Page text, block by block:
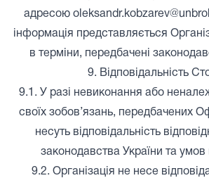
адресою
інформація представляється
в терміни, передбачені
9. Відповідальність
9.1. У разі невиконання або
своїх зобов’язань, передбачених
несуть відповідальність
законодавства України та умов
9.2. Організація не несе